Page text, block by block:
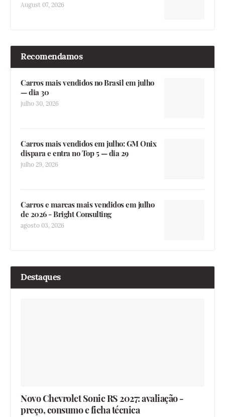
August 07, 2026
Recomendamos
Carros mais vendidos no Brasil em julho
— dia 30
julho 30, 2026
Carros mais vendidos em julho: GM Onix
dispara e entra no Top 5 — dia 29
julho 29, 2026
Carros e marcas mais vendidos em julho
de 2026 - Bright Consulting
agosto 03, 2026
Destaques
Novo Chevrolet Sonic RS 2027: avaliação -
preço, consumo e ficha técnica